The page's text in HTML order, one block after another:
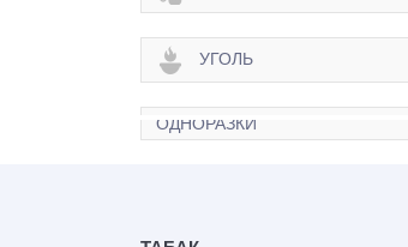
УГОЛЬ
ОДНОРАЗКИ